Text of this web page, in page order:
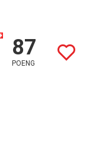
87
POENG